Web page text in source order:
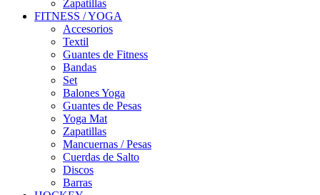
Zapatillas
FITNESS / YOGA
Accesorios
Textil
Guantes de Fitness
Bandas
Set
Balones Yoga
Guantes de Pesas
Yoga Mat
Zapatillas
Mancuernas / Pesas
Cuerdas de Salto
Discos
Barras